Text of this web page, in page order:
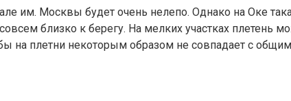
им. Москвы будет очень нелепо. Однако на Оке
близко к берегу. На мелких участках плетень
на плетни некоторым образом не совпадает с